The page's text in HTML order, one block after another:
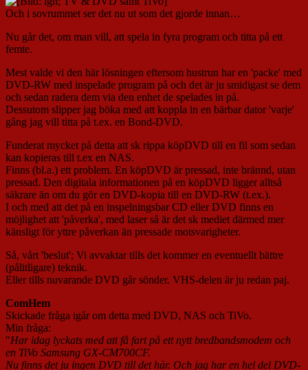
Och i sovrummet ser det nu ut som det gjorde innan…
Nu går det, om man vill, att spela in fyra program och titta på ett
femte.
Mest valde vi den här lösningen eftersom hustrun har en 'packe' med
DVD-RW med inspelade program på och det är ju smidigast se dem
och sedan radera dem via den enhet de spelades in på.
Dessutom slipper jag böka med att koppla in en bärbar dator 'varje'
gång jag vill titta på t.ex. en Bond-DVD.
Funderat mycket på detta att sk rippa köpDVD till en fil som sedan
kan kopieras till t.ex en NAS.
Finns (bl.a.) ett problem. En köpDVD är pressad, inte brännd, utan
pressad. Den digitala informationen på en köpDVD ligger alltså
säkrare än om du gör en DVD-kopia till en DVD-RW (t.ex.).
I och med att det på en inspelningsbar CD eller DVD finns en
möjlighet att 'påverka', med laser så är det sk mediet därmed mer
känsligt för yttre påverkan än pressade motsvarigheter.
Så, vårt 'beslut'; Vi avvaktar tills det kommer en eventuellt bättre
(pålitligare) teknik.
Eller tills nuvarande DVD går sönder. VHS-delen är ju redan paj.
ComHem
Skickade fråga igår om detta med DVD, NAS och TiVo.
Min fråga:
"Har idag lyckats med att få fart på ett nytt bredbandsmodem och
en TiVo Samsung GX-CM700CF.
Nu finns det ju ingen DVD till det här. Och jag har en hel del DVD-